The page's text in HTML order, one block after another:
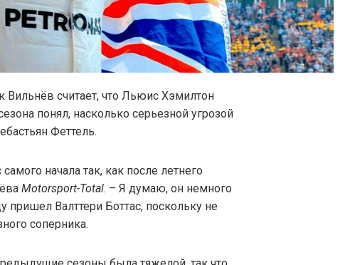
считает, что Льюис Хэмилтон
понял, насколько серьезной угрозой
Феттель.
начала так, как после летнего
Motorsport-Total. – Я думаю, он немного
пришел Валттери Боттас, поскольку не
соперника.